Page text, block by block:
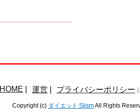
HOME 運営 プライバシーポリシー
Copyright (c) ダイエット SlismAll Rights